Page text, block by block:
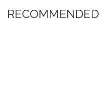
RECOMMENDED